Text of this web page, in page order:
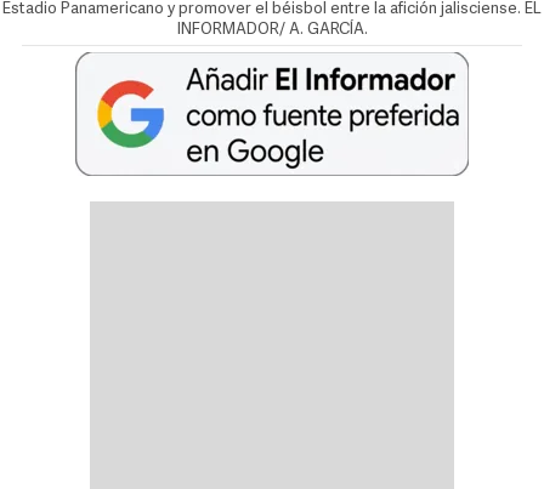
Estadio Panamericano y promover el béisbol entre la afición jalisciense. EL
INFORMADOR/ A. GARCÍA.